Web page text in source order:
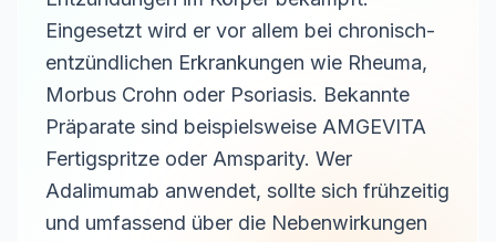
Eingesetzt wird er vor allem bei chronisch-
entzündlichen Erkrankungen wie Rheuma,
Morbus Crohn oder Psoriasis. Bekannte
Präparate sind beispielsweise AMGEVITA
Fertigspritze oder Amsparity. Wer
Adalimumab anwendet, sollte sich frühzeitig
und umfassend über die Nebenwirkungen